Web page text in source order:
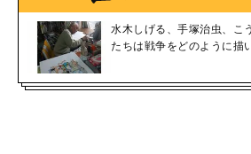
水木しげる、手塚治虫、
たちは戦争をどのように描